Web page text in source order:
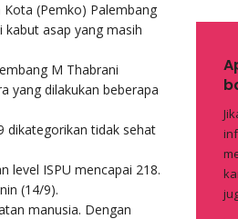
(Pemko) Palembang
asap yang masih
M Thabrani
yang dilakukan beberapa
dikategorikan tidak sehat
level ISPU mencapai 218.
(14/9).
manusia. Dengan